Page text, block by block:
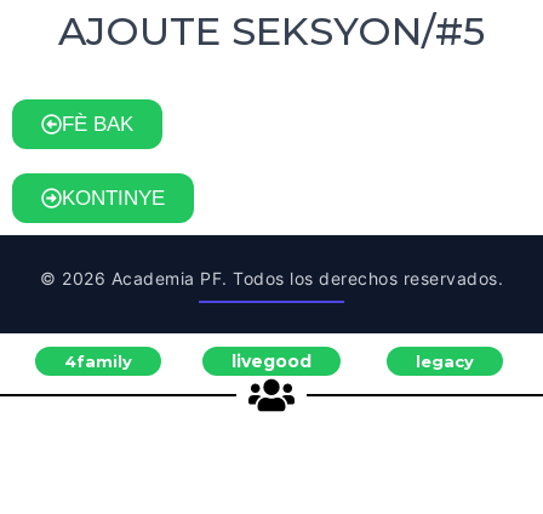
AJOUTE SEKSYON/#5
FÈ BAK
KONTINYE
© 2026 Academia PF. Todos los derechos reservados.
4family livegood legacy